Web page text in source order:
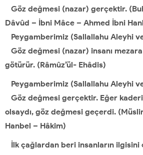
Göz değmesi (nazar) gerçektir.
Dâvûd – İbni Mâce – Ahmed İbni
Peygamberimiz (Sallallahu Aleyhi
Göz değmesi (nazar) insanı
götürür. (Râmûz’ül- Ehâdis)
Peygamberimiz (Sallallahu Aleyhi
Göz değmesi gerçektir. Eğer
olsaydı, göz değmesi geçerdi.
Hanbel – Hâkim)
İlk çağlardan beri insanların ilgisini